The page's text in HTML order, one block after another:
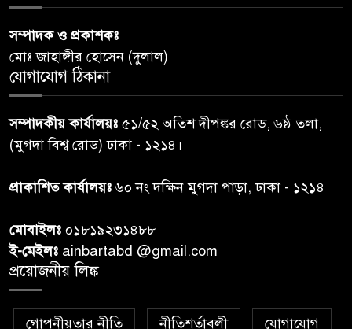
৬
বগুড়ায় প্রাইভেটকারের ধাক্কায় স্বামী-
৭
কিসের হাসিনা! শুধু আওয়াজ-
৮
স্বাভাবিক হবে: জ্বালানি মন্ত্রী
৯
অনুষ্ঠিত
১০
সম্পাদক ও প্রকাশকঃ
মোঃ জাহাঙ্গীর হোসেন (দুলাল)
যোগাযোগ ঠিকানা
সম্পাদকীয় কার্যালয়ঃ ৫১/৫২ অতিশ দীপঙ্কর রোড, ৬ষ্ঠ তলা,
(মুগদা বিশ্ব রোড) ঢাকা - ১২১৪।
প্রাকাশিত কার্যালয়ঃ৬০ নং দক্ষিন মুগদা পাড়া, ঢাকা - ১২১৪
মোবাইলঃ ০১৮১৯২৩১৪৮৮
ই-মেইলঃ ainbartabd @gmail.com
প্রয়োজনীয় লিঙ্ক
গোপনীয়তার নীতি নীতিশর্তাবলী যোগাযোগ